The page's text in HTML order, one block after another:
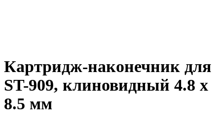
Картридж-наконечник для
ST-909, клиновидный 4.8 х
8.5 мм